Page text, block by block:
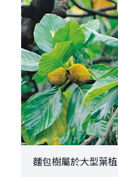
麵包樹屬於大型葉